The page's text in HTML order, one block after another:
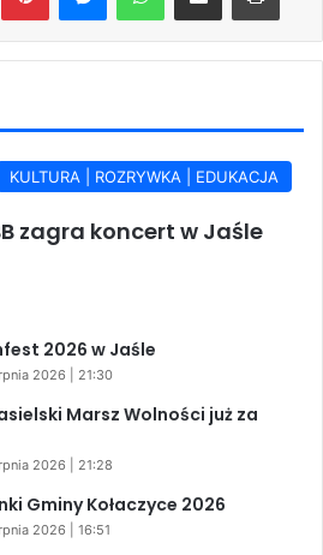
KULTURA | ROZRYWKA | EDUKACJA
zagra koncert w Jaśle
2026 w Jaśle
2026 | 21:30
Marsz Wolności już za
2026 | 21:28
Gminy Kołaczyce 2026
2026 | 16:51